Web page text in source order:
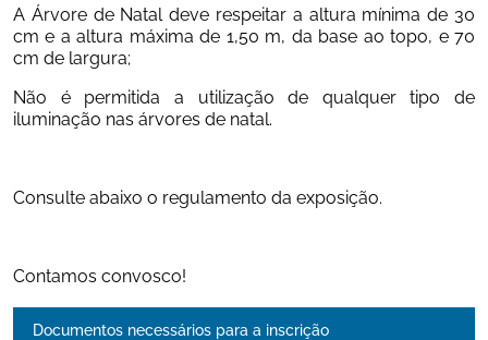
A Árvore de Natal deve respeitar a altura mínima de 30
cm e a altura máxima de 1,50 m, da base ao topo, e 70
cm de largura;
Não é permitida a utilização de qualquer tipo de
iluminação nas árvores de natal.
Consulte abaixo o regulamento da exposição.
Contamos convosco!
Documentos necessários para a inscrição